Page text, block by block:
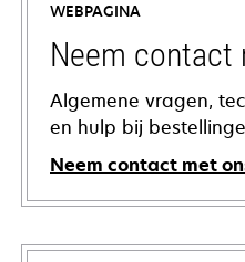
WEBPAGINA
Neem contact
Algemene vragen,
en hulp bij
Neem contact met